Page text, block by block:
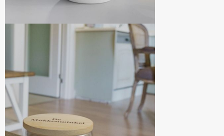
Bekende merken
Bestsellers
Bij de koffie en thee
Diversen